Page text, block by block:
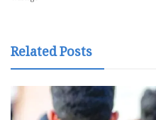
Related Posts